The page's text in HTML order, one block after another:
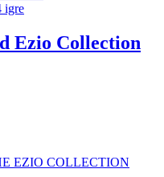
igre
Ezio Collection
EZIO COLLECTION